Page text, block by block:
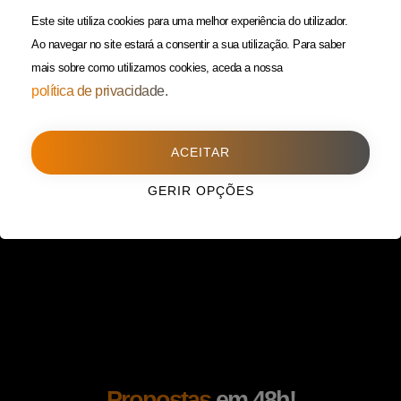
rede fixa)
Porto (Filial)
1588, 2º, sala 304
225 432 051
Política da Privacidade
Este site utiliza cookies para uma melhor experiência do utilizador.
Ao navegar no site estará a consentir a sua utilização. Para saber
mais sobre como utilizamos cookies, aceda a nossa
política de privacidade.
ACEITAR
GERIR OPÇÕES